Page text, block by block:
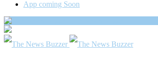
App coming Soon